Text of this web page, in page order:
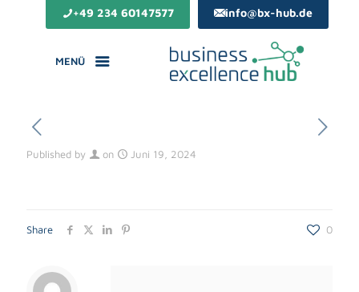
+49 234 60147577 info@bx-hub.de
MENÜ
Published by on Juni 19, 2024
Share 0